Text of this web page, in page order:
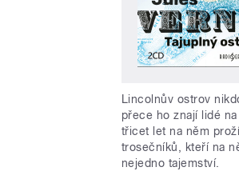
Lincolnův ostrov
přece ho znají lidé
třicet let na něm
trosečníků, kteří na
nejedno tajemství.